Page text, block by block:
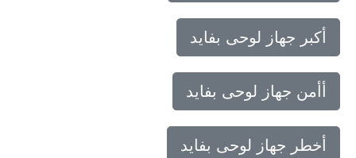
أكبر جهاز لوحى بفايد
أأمن جهاز لوحى بفايد
أخطر جهاز لوحى بفايد